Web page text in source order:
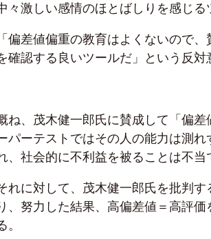
々激しい感情のほとばしりを感じる
「偏差値偏重の教育はよくないので
確認する良いツールだ」という反対
ね、茂木健一郎氏に賛成して「偏
パーテストではその人の能力は測
、社会的に不利益を被ることは不当
れに対して、茂木健一郎氏を批判
、努力した結果、高偏差値＝高評
。